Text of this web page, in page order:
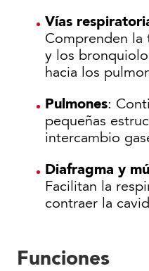
Vías
Comprenden la
y los
hacia los
Pulmones:
pequeñas
intercambio
Diafragma y
Facilitan la
contraer la
Funciones